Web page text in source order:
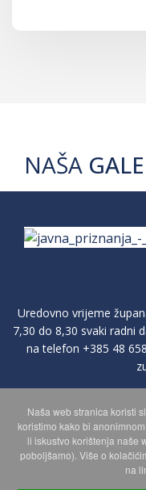
NAŠA
Uredovno vrijeme
7,30 do 8,30 svaki radni
na telefon +385 48
POLITIKA ZAŠTITE
Naša web stranica koristi
koristimo kako bi
li iskustvo korištenja naše
poboljšamo). Više o
na